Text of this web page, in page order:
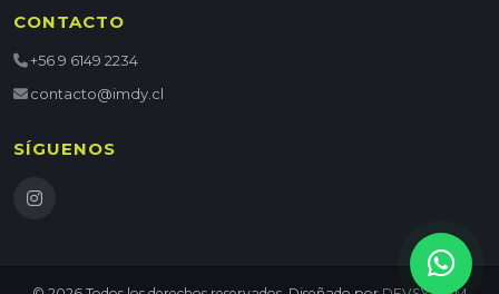
CONTACTO
+56 9 6149 2234
contacto@imdy.cl
SÍGUENOS